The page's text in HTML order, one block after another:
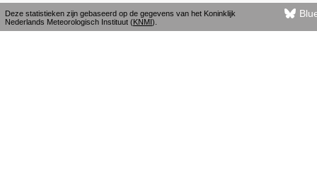
Deze statistieken zijn gebaseerd op de gegevens van het Koninklijk
Nederlands Meteorologisch Instituut (KNMI).